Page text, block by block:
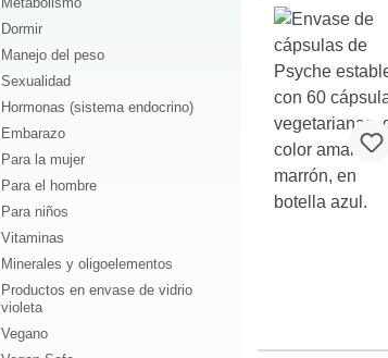
Dormir
Manejo del peso
Sexualidad
Hormonas (sistema endocrino)
Embarazo
Para la mujer
Para el hombre
Para niños
Vitaminas
Minerales y oligoelementos
Productos en envase de vidrio
violeta
Vegano